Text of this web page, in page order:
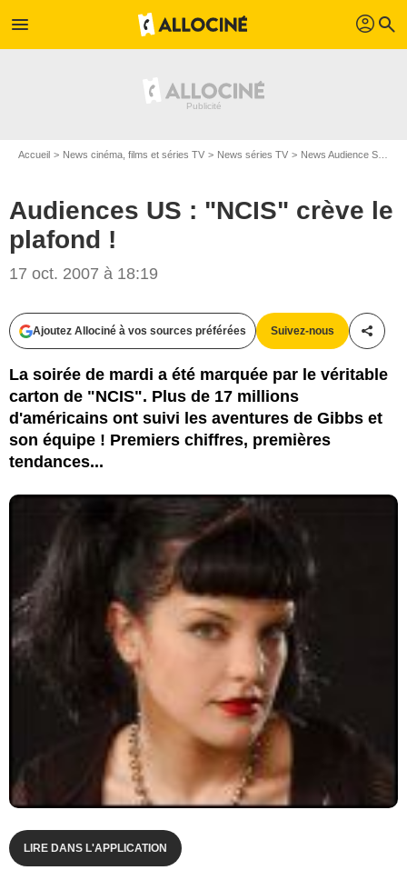
menu profil search
Accueil News cinéma, films et séries TV News séries TV News Audience Séries TV
Audiences US : "NCIS" crève le
plafond !
17 oct. 2007 à 18:19
Ajoutez Allociné à vos sources préférées Suivez-nous
La soirée de mardi a été marquée par le véritable
carton de "NCIS". Plus de 17 millions
d'américains ont suivi les aventures de Gibbs et
son équipe ! Premiers chiffres, premières
tendances...
LIRE DANS L'APPLICATION